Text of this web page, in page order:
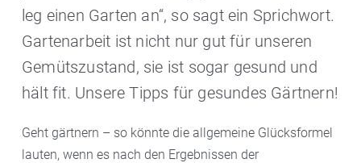
leg einen Garten an“, so sagt ein Sprichwort.
Gartenarbeit ist nicht nur gut für unseren
Gemütszustand, sie ist sogar gesund und
hält fit. Unsere Tipps für gesundes Gärtnern!
Geht gärtnern – so könnte die allgemeine Glücksformel
lauten, wenn es nach den Ergebnissen der